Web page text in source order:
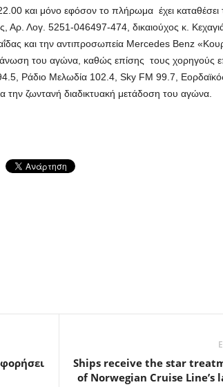
και μόνο εφόσον το πλήρωμα έχει
Αρ. Λογ. 5251-046497-474, δικαιούχος κ.
και την αντιπροσωπεία Mercedes Benz
του αγώνα, καθώς επίσης τους χορηγούς
Ράδιο Μελωδία 102.4, Sky FM 99.7,
ζωντανή διαδικτυακή μετάδοση του αγώνα.
Ships receive the star
of Norwegian Cruise Line’s